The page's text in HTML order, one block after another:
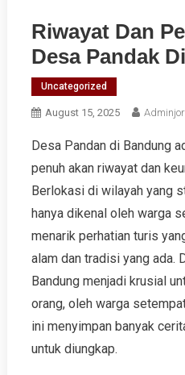
Riwayat Dan
Desa Pandak
Uncategorized
August 15, 2025 Adminjor
Desa Pandan di Bandung
penuh akan riwayat dan
Berlokasi di wilayah yang
hanya dikenal oleh warga
menarik perhatian turis
alam dan tradisi yang ada.
Bandung menjadi krusial
orang, oleh warga
ini menyimpan banyak
untuk diungkap.